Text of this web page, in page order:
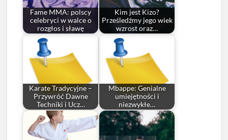
Fame MMA: polscy
celebryci w walce o
rozgłos i sławę
Kim jest Kizo?
Prześledźmy jego wiek
wzrost oraz…
Karate Tradycyjne –
Przywróć Dawne
Techniki i Ucz…
Mbappe: Genialne
umiejętności i
niezwykłe…